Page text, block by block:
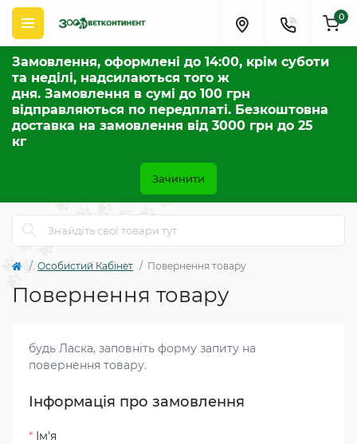
Замовлення, оформлені до 14:00, крім суботи
та неділі, надсилаються того ж
дня. Замовлення в сумі до 100 грн
відправляються по передплаті. Безкоштовна
доставка на замовлення від 3000 грн до 25
кг
Зачинити
0
Особистий Кабінет Повернення товару
Повернення товару
будь Ласка, заповніть форму запиту на
повернення товару.
Інформація про замовлення
* Ім'я